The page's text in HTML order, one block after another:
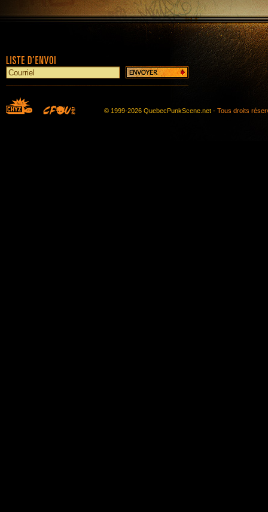
© 1999-2026 QuebecPunkScene.net - Tous droits